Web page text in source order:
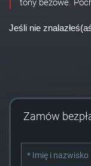
tony beżowe.
Jeśli nie
Zamów